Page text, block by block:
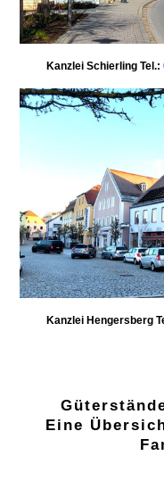
Kanzlei Schierling Tel.:
Kanzlei Hengersberg
Eine